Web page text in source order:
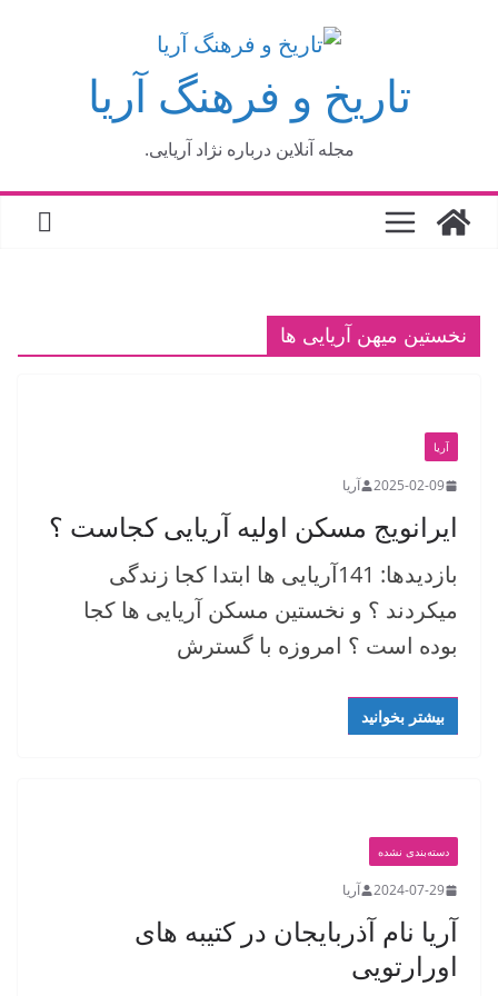
تاریخ و فرهنگ آریا
مجله آنلاین درباره نژاد آریایی.
نخستین میهن آریایی ها
آریا
2025-02-09 آریا
ایرانویج مسکن اولیه آریایی کجاست ؟
بازدیدها: 141آریایی ها ابتدا کجا زندگی
میکردند ؟ و نخستین مسکن آریایی ها کجا
بوده است ؟ امروزه با گسترش
بیشتر بخوانید
دسته‌بندی نشده
2024-07-29 آریا
آریا نام آذربایجان در کتیبه های
اورارتویی